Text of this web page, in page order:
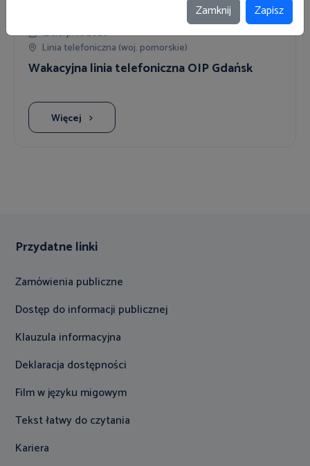
12 sierpnia 2026
Linia telefoniczna (woj. pomorskie)
Wakacyjna linia telefoniczna OIP Gdańsk
Więcej
Przydatne linki
Zamówienia publiczne
Dostęp do informacji publicznej
Klauzula informacyjna
Deklaracja dostępności
Film w języku migowym
Tekst łatwy do czytania
Kariera
Zamknij Zapisz